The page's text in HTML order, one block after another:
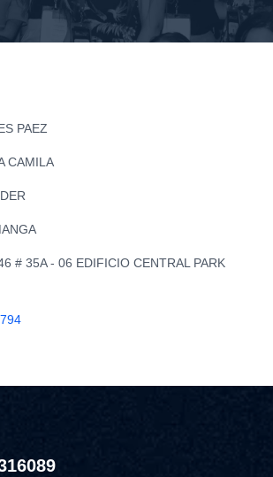
PAEZ
CAMILA
# 35A - 06 EDIFICIO CENTRAL PARK